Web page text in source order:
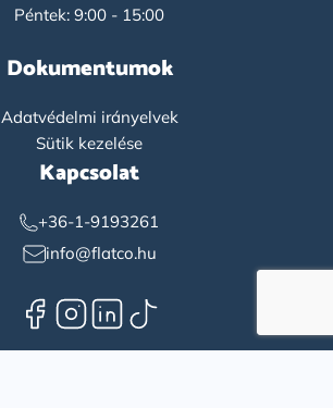
Péntek: 9:00 - 15:00
Dokumentumok
Adatvédelmi irányelvek
Sütik kezelése
Kapcsolat
+36-1-9193261
info@flatco.hu